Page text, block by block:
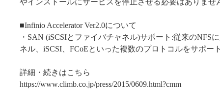
やインストールにサービスを停止させる必要はありませ
■Infinio Accelerator Ver2.0について
・SAN (iSCSIとファイバチャネル)サポート:従来のNFS
ネル、iSCSI、FCoEといった複数のプロトコルをサポー
詳細・続きはこちら
https://www.climb.co.jp/press/2015/0609.html?cmm